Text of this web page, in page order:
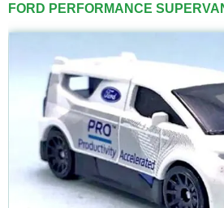
FORD PERFORMANCE